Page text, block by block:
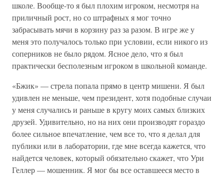
школе. Вообще-то я был плохим игроком, несмотря на
приличный рост, но со штрафных я мог точно
забрасывать мячи в корзину раз за разом. В игре же у
меня это получалось только при условии, если никого из
соперников не было рядом. Ясное дело, что я был
практически бесполезным игроком в школьной команде.
«Бжик» — стрела попала прямо в центр мишени. Я был
удивлен не меньше, чем президент, хотя подобные случаи
у меня случались и раньше в кругу моих самых близких
друзей. Удивительно, но на них они производят гораздо
более сильное впечатление, чем все то, что я делал для
публики или в лаборатории, где мне всегда кажется, что
найдется человек, который обязательно скажет, что Ури
Геллер — мошенник. Я мог бы все оставшееся место в